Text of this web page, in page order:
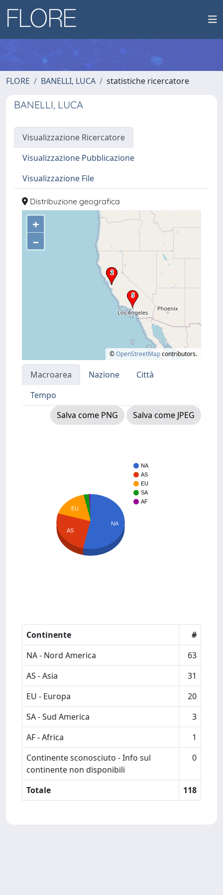
FLORE BANELLI, LUCA statistiche ricercatore
BANELLI, LUCA
Visualizzazione Ricercatore
Visualizzazione Pubblicazione
Visualizzazione File
Distribuzione geografica
+
–
©OpenStreetMapcontributors.
Macroarea Nazione
Città
Tempo
Salva come PNG
Salva come JPEG
NA
AS
EU
SA
AF
EU
AS
NA
Continente
#
NA - Nord America
63
AS - Asia
31
EU - Europa
20
SA - Sud America
3
AF - Africa
1
Continente sconosciuto - Info sul
continente non disponibili
0
Totale 118